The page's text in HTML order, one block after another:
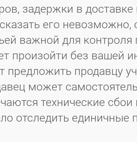
задержки в
его невозможно,
важной для
произойти без вашей
предложить продавцу
может
технические
отследить единичные